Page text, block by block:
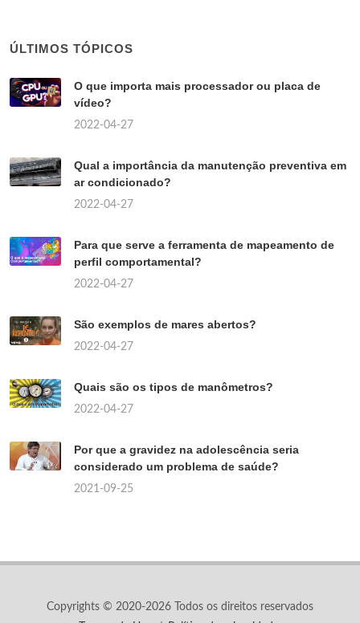
ÚLTIMOS TÓPICOS
O que importa mais processador ou placa de
vídeo?
2022-04-27
Qual a importância da manutenção preventiva em
ar condicionado?
2022-04-27
Para que serve a ferramenta de mapeamento de
perfil comportamental?
2022-04-27
São exemplos de mares abertos?
2022-04-27
Quais são os tipos de manômetros?
2022-04-27
Por que a gravidez na adolescência seria
considerado um problema de saúde?
2021-09-25
Copyrights © 2020-2026 Todos os direitos reservados